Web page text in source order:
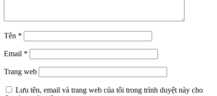
Tên *
Email *
Trang web
Lưu tên, email và trang web của tôi trong trình duyệt này cho